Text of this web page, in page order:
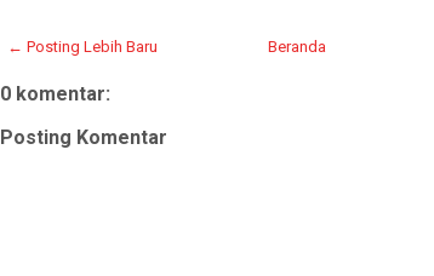
← Posting Lebih Baru Beranda
0 komentar:
Posting Komentar